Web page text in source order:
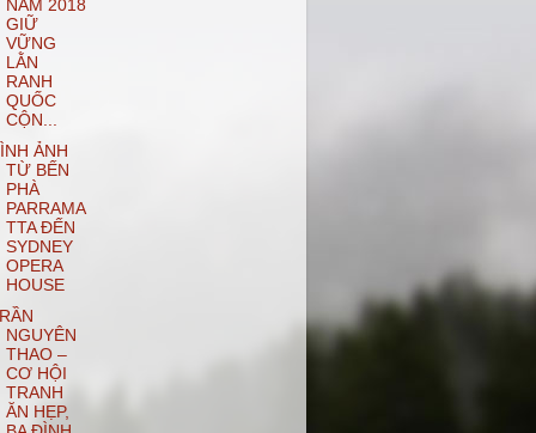
NĂM 2018
GIỮ
VỮNG
LẰN
RANH
QUỐC
CỘN...
ẢNH
TỪ BẾN
PHÀ
PARRAMA
TTA ĐẾN
SYDNEY
OPERA
HOUSE
NGUYÊN
THAO –
CƠ HỘI
TRANH
ĂN HẸP,